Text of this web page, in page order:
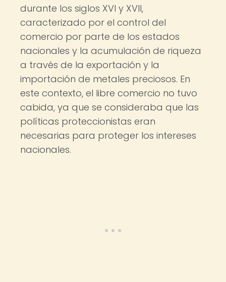
durante los siglos XVI y XVII,
caracterizado por el control del
comercio por parte de los estados
nacionales y la acumulación de riqueza
a través de la exportación y la
importación de metales preciosos. En
este contexto, el libre comercio no tuvo
cabida, ya que se consideraba que las
políticas proteccionistas eran
necesarias para proteger los intereses
nacionales.